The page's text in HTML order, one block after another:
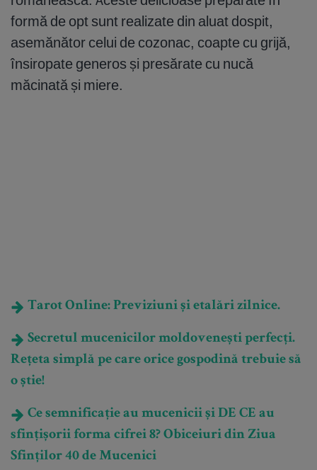
formă de opt sunt realizate din aluat dospit,
asemănător celui de cozonac, coapte cu grijă,
însiropate generos și presărate cu nucă
măcinată și miere.
Tarot Online: Previziuni și etalări zilnice.
Secretul mucenicilor moldovenești perfecți.
Rețeta simplă pe care orice gospodină trebuie să
o știe!
Ce semnificație au mucenicii și DE CE au
sfințișorii forma cifrei 8? Obiceiuri din Ziua
Sfinților 40 de Mucenici